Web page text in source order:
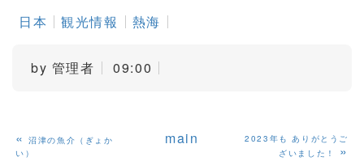
日本 観光情報 熱海
by 管理者 09:00
«沼津の魚介（ぎょか
い）
main
2023年も ありがとうご
ざいました！
»